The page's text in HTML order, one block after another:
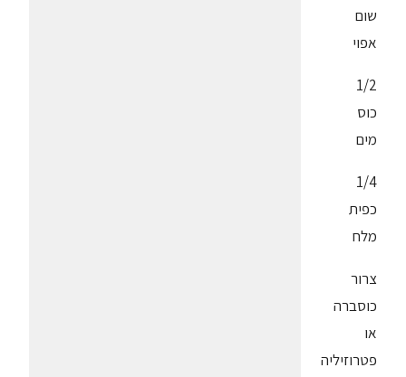
שום
אפוי
1/2
כוס
מים
1/4
כפית
מלח
צרור
כוסברה
או
פטרוזיליה